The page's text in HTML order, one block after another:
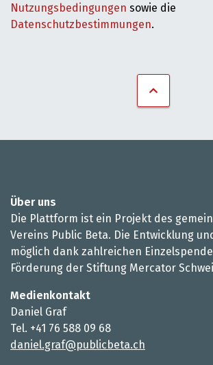
Nutzungsbedingungen sowie die
Datenschutzbestimmungen.
Über uns
Die Plattform ist ein Projekt des
Vereins Public Beta. Die Entwicklung
möglich dank zahlreichen
Förderung der Stiftung Mercator
Medienkontakt
Daniel Graf
Tel. +41 76 588 09 68
daniel.graf@publicbeta.ch